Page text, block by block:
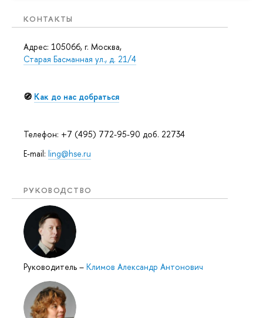
КОНТАКТЫ
Адрес: 105066, г. Москва,
Старая Басманная ул., д. 21/4
🧭 Как до нас добраться
Телефон: +7 (495) 772-95-90 доб. 22734
E-mail: ling@hse.ru
РУКОВОДСТВО
Руководитель – Климов Александр Антонович